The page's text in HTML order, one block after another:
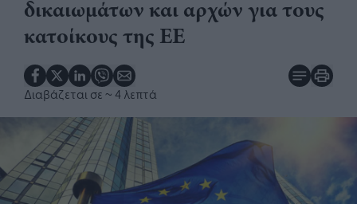
δικαιωμάτων και αρχών για τους
κατοίκους της ΕΕ
Διαβάζεται σε ~ 4 λεπτά